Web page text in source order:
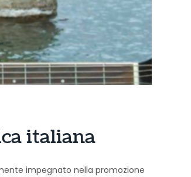
italiana
impegnato nella promozione